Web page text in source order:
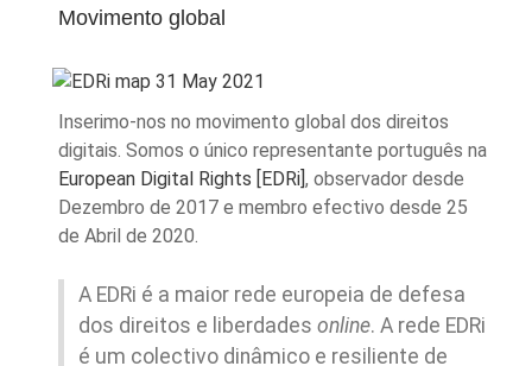
Movimento global
Inserimo-nos no movimento global dos direitos
digitais. Somos o único representante português na
European Digital Rights [EDRi], observador desde
Dezembro de 2017 e membro efectivo desde 25
de Abril de 2020.
A EDRi é a maior rede europeia de defesa
dos direitos e liberdades online. A rede EDRi
é um colectivo dinâmico e resiliente de